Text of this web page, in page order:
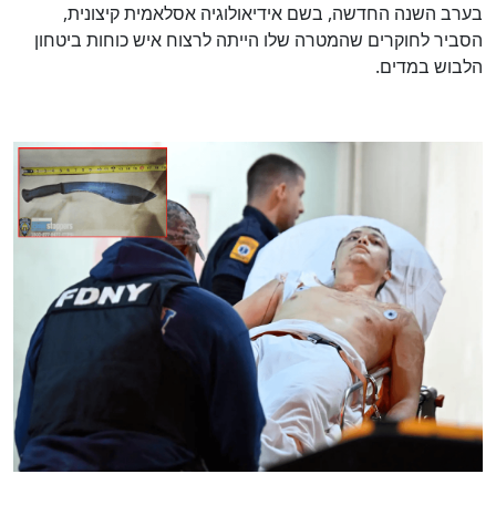
בערב השנה החדשה, בשם אידיאולוגיה אסלאמית קיצונית,
הסביר לחוקרים שהמטרה שלו הייתה לרצוח איש כוחות ביטחון
הלבוש במדים.